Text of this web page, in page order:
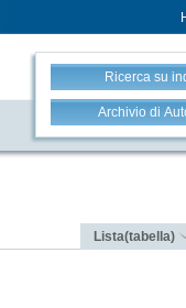
Ricerca su
Archivio di
Lista(tabella)